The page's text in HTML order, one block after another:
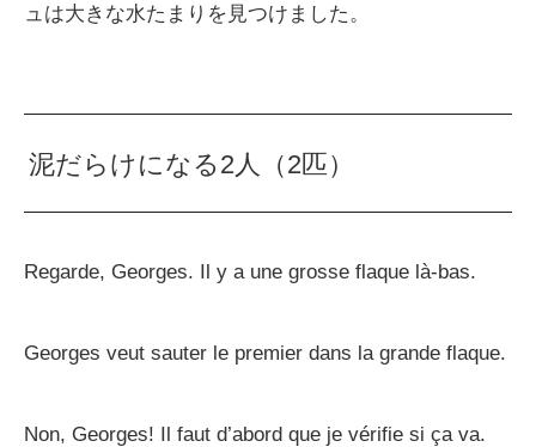
ュは大きな水たまりを見つけました。
泥だらけになる2人（2匹）
Regarde, Georges. Il y a une grosse flaque là-bas.
Georges veut sauter le premier dans la grande flaque.
Non, Georges! Il faut d’abord que je vérifie si ça va.